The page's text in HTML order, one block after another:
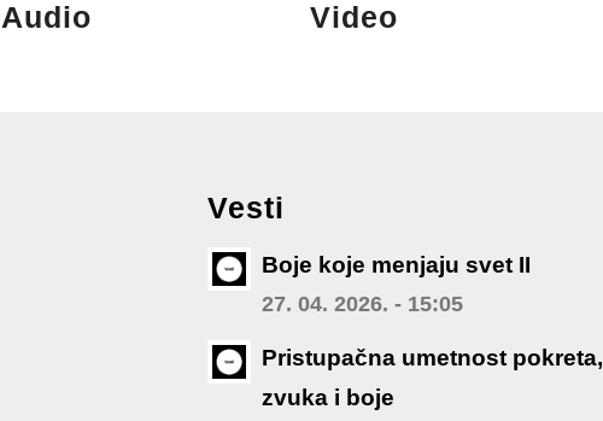
Audio Video
Vesti
Boje koje menjaju svet II
27. 04. 2026. - 15:05
Pristupačna umetnost pokreta,
zvuka i boje